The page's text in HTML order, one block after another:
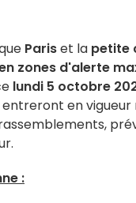
Pariset la petite
zones d'alerte
lundi 5 octobre
entreront en
: